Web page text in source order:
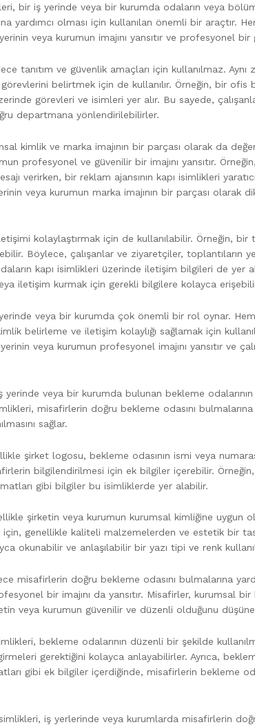
bir iş yerinde veya bir kurumda odaların veya
yardımcı olması için kullanılan önemli bir araçtır.
veya kurumun imajını yansıtır ve profesyonel bir
tanıtım ve güvenlik amaçları için kullanılmaz.
belirtmek için de kullanılır. Örneğin, bir ofis
görevleri ve isimleri yer alır. Bu sayede,
departmana yönlendirilebilirler.
kimlik ve marka imajının bir parçası olarak da
profesyonel ve güvenilir bir imajını yansıtır.
verirken, bir reklam ajansının kapı isimlikleri
veya kurumun marka imajının bir parçası olarak
kolaylaştırmak için de kullanılabilir. Örneğin, bir
Böylece, çalışanlar ve ziyaretçiler, toplantıların
kapı isimlikleri üzerinde iletişim bilgileri de yer
iletişim kurmak için gerekli bilgilere kolayca
veya bir kurumda çok önemli bir rol oynar.
belirleme ve iletişim kolaylığı sağlamak için
veya kurumun profesyonel imajını yansıtır ve
yerinde veya bir kurumda bulunan bekleme odalarının
misafirlerin doğru bekleme odasını
sağlar.
şirket logosu, bekleme odasının ismi veya
bilgilendirilmesi için ek bilgiler içerebilir.
gibi bilgiler bu isimliklerde yer alabilir.
şirketin veya kurumun kurumsal kimliğine uygun
genellikle kaliteli malzemelerden ve estetik bir
okunabilir ve anlaşılabilir bir yazı tipi ve renk
misafirlerin doğru bekleme odasını bulmalarına
bir imajını da yansıtır. Misafirler, kurumsal
veya kurumun güvenilir ve düzenli olduğunu
bekleme odalarının düzenli bir şekilde
gerektiğini kolayca anlayabilirler. Ayrıca,
gibi ek bilgiler içerdiğinde, misafirlerin bekleme
iş yerlerinde veya kurumlarda misafirlerin